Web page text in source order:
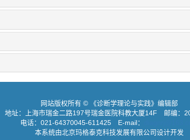
网站版权所有 © 《诊断学理论与实践》编辑部
地址：上海市瑞金二路197号瑞金医院科教大厦14F 邮编：
电话：021-64370045-611425 E-mail：
本系统由北京玛格泰克科技发展有限公司设计开发